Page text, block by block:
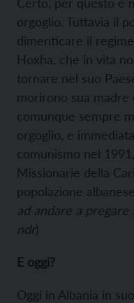
orgoglio. Tuttavia il
dimenticare il
Hoxha, che in vita
tornare nel suo
morirono sua madre
comunque sempre
orgoglio, e
comunismo nel
Missionarie della
popolazione
ad andare a
ndr)
E oggi?
Oggi in Albania in